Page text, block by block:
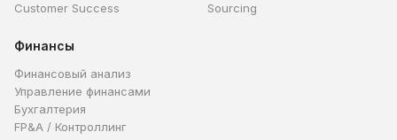
Customer Success
Sourcing
Финансы
Финансовый анализ
Управление финансами
Бухгалтерия
FP&A / Контроллинг